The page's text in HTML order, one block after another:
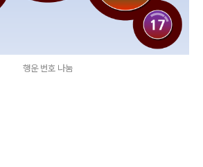
행운 번호 나눔